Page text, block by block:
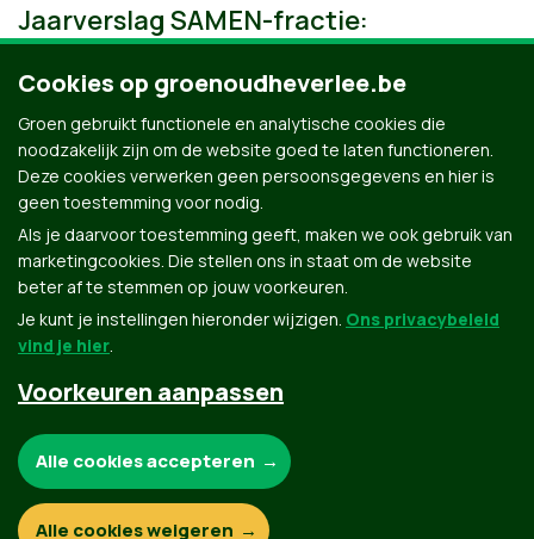
Jaarverslag SAMEN-fractie:
Groen.be
Contact Privacybeleid
Cookies op groenoudheverlee.be
Groen gebruikt functionele en analytische cookies die
noodzakelijk zijn om de website goed te laten functioneren.
Deze cookies verwerken geen persoonsgegevens en hier is
geen toestemming voor nodig.
Als je daarvoor toestemming geeft, maken we ook gebruik van
marketingcookies. Die stellen ons in staat om de website
beter af te stemmen op jouw voorkeuren.
Je kunt je instellingen hieronder wijzigen. Ons privacybeleid
vind je hier.
Voorkeuren aanpassen
Functionele en analytische cookies:
Alle cookies accepteren
Alle cookies weigeren